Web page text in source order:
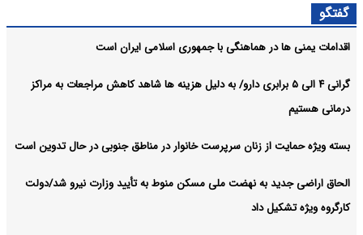
گفتگو
اقدامات یمنی ها در هماهنگی با جمهوری اسلامی ایران است
گرانی ۴ الی ۵ برابری دارو/ به دلیل هزینه ها شاهد کاهش مراجعات به مراکز
درمانی هستیم
بسته ویژه حمایت از زنان سرپرست خانوار در مناطق جنوبی در حال تدوین است
الحاق اراضی جدید به نهضت ملی مسکن منوط به تأیید وزارت نیرو شد/دولت
کارگروه ویژه تشکیل داد